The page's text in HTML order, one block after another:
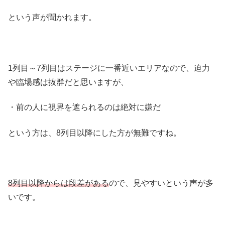
という声が聞かれます。
1列目～7列目はステージに一番近いエリアなので、迫力
や臨場感は抜群だと思いますが、
・前の人に視界を遮られるのは絶対に嫌だ
という方は、8列目以降にした方が無難ですね。
8列目以降からは段差があるので、見やすいという声が多
いです。